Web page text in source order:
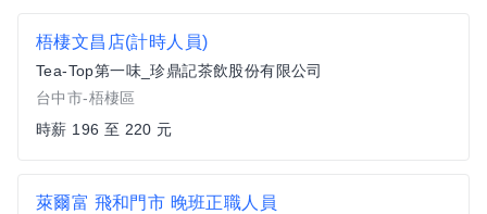
梧棲文昌店(計時人員)
Tea-Top第一味_珍鼎記茶飲股份有限公司
台中市-梧棲區
時薪 196 至 220 元
萊爾富 飛和門市 晚班正職人員